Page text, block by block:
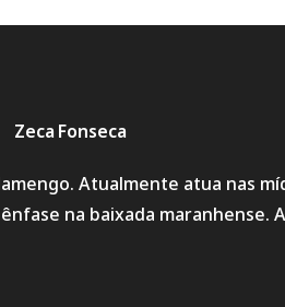
Zeca Fonseca
Atualmente atua nas
na baixada